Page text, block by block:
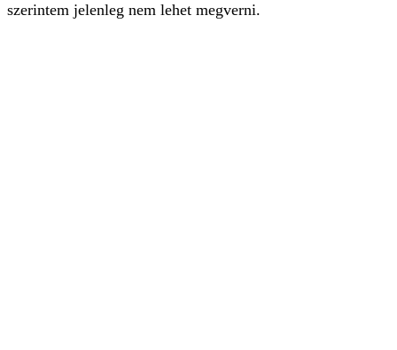
szerintem jelenleg nem lehet megverni.